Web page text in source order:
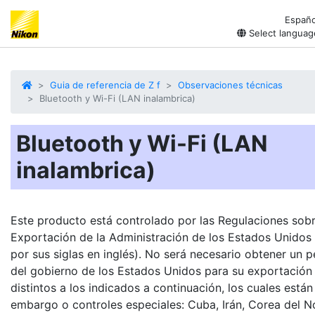
Select
Guia de referencia de Z f
Observaciones técnicas
Bluetooth y Wi-Fi (LAN inalambrica)
Bluetooth y Wi-Fi (LAN
inalambrica)
Este producto está controlado por las Regulaciones
Exportación de la Administración de los Estados Unidos
por sus siglas en inglés). No será necesario obtener un
del gobierno de los Estados Unidos para su exportación
distintos a los indicados a continuación, los cuales
embargo o controles especiales: Cuba, Irán, Corea del